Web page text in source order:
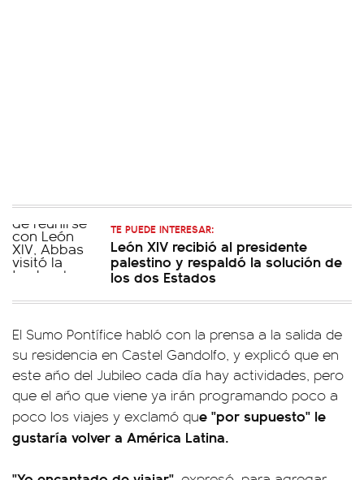
TE PUEDE INTERESAR:
León XIV recibió al presidente
palestino y respaldó la solución de
los dos Estados
El Sumo Pontífice habló con la prensa a la salida de
su residencia en Castel Gandolfo, y explicó que en
este año del Jubileo cada día hay actividades, pero
que el año que viene ya irán programando poco a
poco los viajes y exclamó que "por supuesto" le
gustaría volver a América Latina.